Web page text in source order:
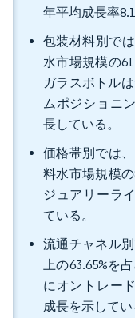
年平均成長率
包装材料別で
水市場規模の
ガラスボトル
ムポジショニ
長している。
価格帯別では
料水市場規模
ジュアリーラ
ている。
流通チャネル
上の63.65%を
にオントレー
成長を示してい